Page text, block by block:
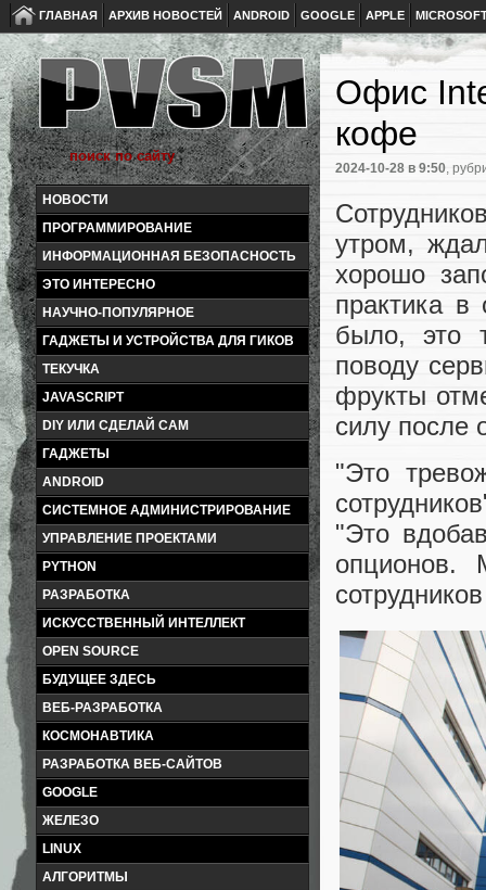
ГЛАВНАЯ АРХИВ НОВОСТЕЙ ANDROID GOOGLE APPLE
НОВОСТИ
ПРОГРАММИРОВАНИЕ
ИНФОРМАЦИОННАЯ БЕЗОПАСНОСТЬ
ЭТО ИНТЕРЕСНО
НАУЧНО-ПОПУЛЯРНОЕ
ГАДЖЕТЫ И УСТРОЙСТВА ДЛЯ ГИКОВ
ТЕКУЧКА
JAVASCRIPT
DIY ИЛИ СДЕЛАЙ САМ
ГАДЖЕТЫ
ANDROID
СИСТЕМНОЕ АДМИНИСТРИРОВАНИЕ
УПРАВЛЕНИЕ ПРОЕКТАМИ
PYTHON
РАЗРАБОТКА
ИСКУССТВЕННЫЙ ИНТЕЛЛЕКТ
OPEN SOURCE
БУДУЩЕЕ ЗДЕСЬ
ВЕБ-РАЗРАБОТКА
КОСМОНАВТИКА
РАЗРАБОТКА ВЕБ-САЙТОВ
GOOGLE
ЖЕЛЕЗО
LINUX
АЛГОРИТМЫ
Офис
кофе
2024-10-28 в 9:50,
утром,
хорошо
практика
было, это
поводу
фрукты
силу после
"Это
"Это
опционов.